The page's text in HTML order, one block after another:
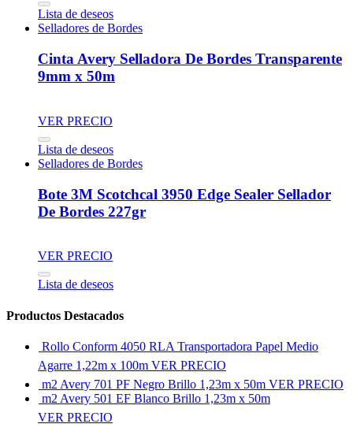
Lista de deseos
Selladores de Bordes
Cinta Avery Selladora De Bordes Transparente
9mm x 50m
VER PRECIO
Lista de deseos
Selladores de Bordes
Bote 3M Scotchcal 3950 Edge Sealer Sellador
De Bordes 227gr
VER PRECIO
Lista de deseos
Productos Destacados
Rollo Conform 4050 RLA Transportadora Papel Medio
Agarre 1,22m x 100m VER PRECIO
m2 Avery 701 PF Negro Brillo 1,23m x 50m VER PRECIO
m2 Avery 501 EF Blanco Brillo 1,23m x 50m
VER PRECIO